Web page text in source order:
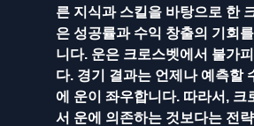
른 지식과 스킬을 바탕으로 한
은 성공률과 수익 창출의 기회
니다. 운은 크로스벳에서 불가
다. 경기 결과는 언제나 예측할
에 운이 좌우합니다. 따라서, 크
서 운에 의존하는 것보다는 전